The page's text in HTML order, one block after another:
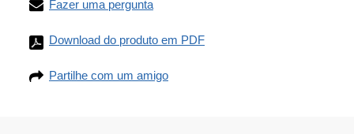
Fazer uma pergunta
Download do produto em PDF
Partilhe com um amigo